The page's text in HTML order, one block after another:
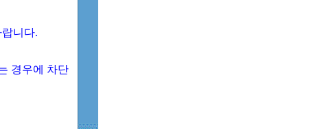
랍니다.
경우에 차단